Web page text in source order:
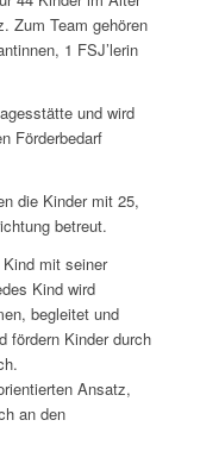
Zum Team gehören
1 FSJ’lerin
und wird
Förderbedarf
die Kinder mit 25,
betreut.
mit seiner
Kind wird
begleitet und
fördern Kinder durch
Ansatz,
an den